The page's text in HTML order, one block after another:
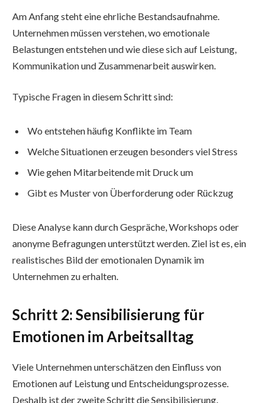
Am Anfang steht eine ehrliche Bestandsaufnahme.
Unternehmen müssen verstehen, wo emotionale
Belastungen entstehen und wie diese sich auf Leistung,
Kommunikation und Zusammenarbeit auswirken.
Typische Fragen in diesem Schritt sind:
Wo entstehen häufig Konflikte im Team
Welche Situationen erzeugen besonders viel Stress
Wie gehen Mitarbeitende mit Druck um
Gibt es Muster von Überforderung oder Rückzug
Diese Analyse kann durch Gespräche, Workshops oder
anonyme Befragungen unterstützt werden. Ziel ist es, ein
realistisches Bild der emotionalen Dynamik im
Unternehmen zu erhalten.
Schritt 2: Sensibilisierung für
Emotionen im Arbeitsalltag
Viele Unternehmen unterschätzen den Einfluss von
Emotionen auf Leistung und Entscheidungsprozesse.
Deshalb ist der zweite Schritt die Sensibilisierung.